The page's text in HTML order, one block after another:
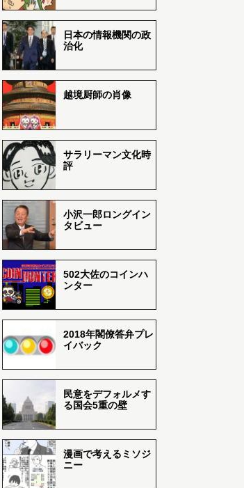
日本の情報機関の政
治化
越境厨師の肖像
サラリーマン文化時
評
小沢一郎ロングイン
タビュー
502大佐のコインハ
ンター
2018年閣僚答弁プレ
イバック
民意をデフォルメす
る国会5重の壁
漫画で考えるミソジ
ニー